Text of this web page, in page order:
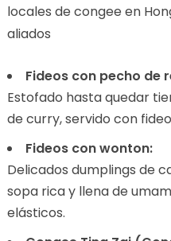
locales de congee en
aliados
Fideos con pecho de
Estofado hasta quedar
de curry, servido con
Fideos con wonton:
Delicados dumplings de
sopa rica y llena de
elásticos.